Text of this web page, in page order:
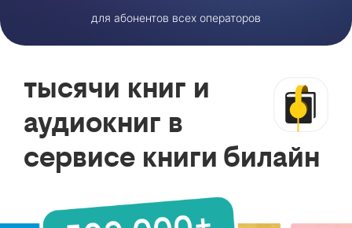
для абонентов всех операторов
тысячи книг и
аудиокниг в
сервисе книги билайн